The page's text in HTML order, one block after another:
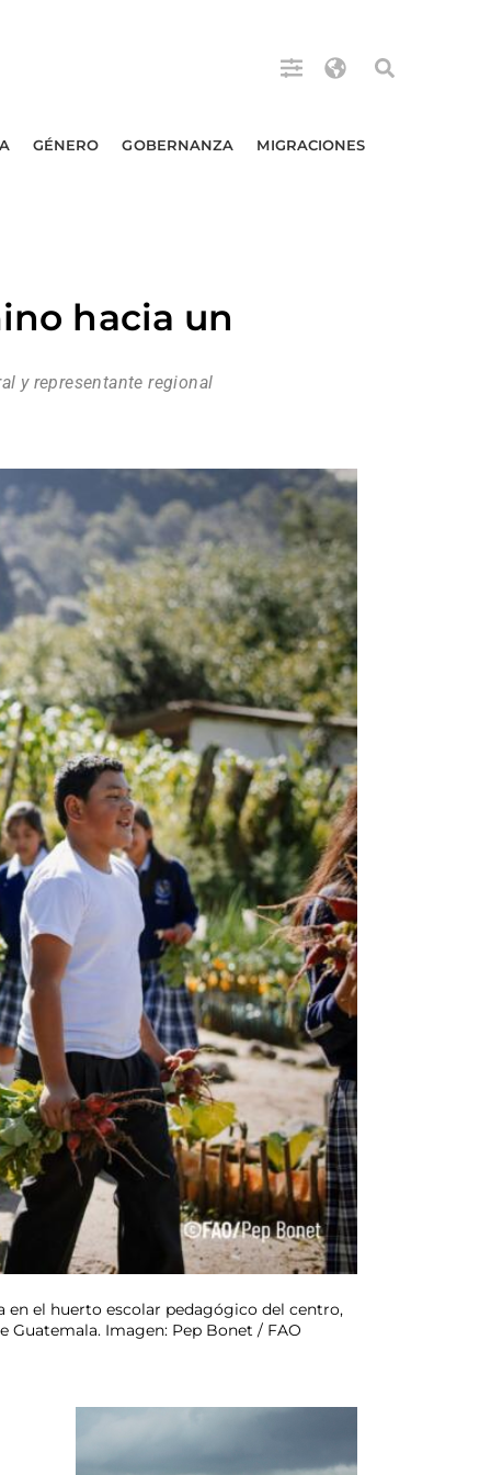
GÉNERO GOBERNANZA MIGRACIONES
hacia un
y representante regional
en el huerto escolar pedagógico del centro,
Guatemala. Imagen: Pep Bonet / FAO